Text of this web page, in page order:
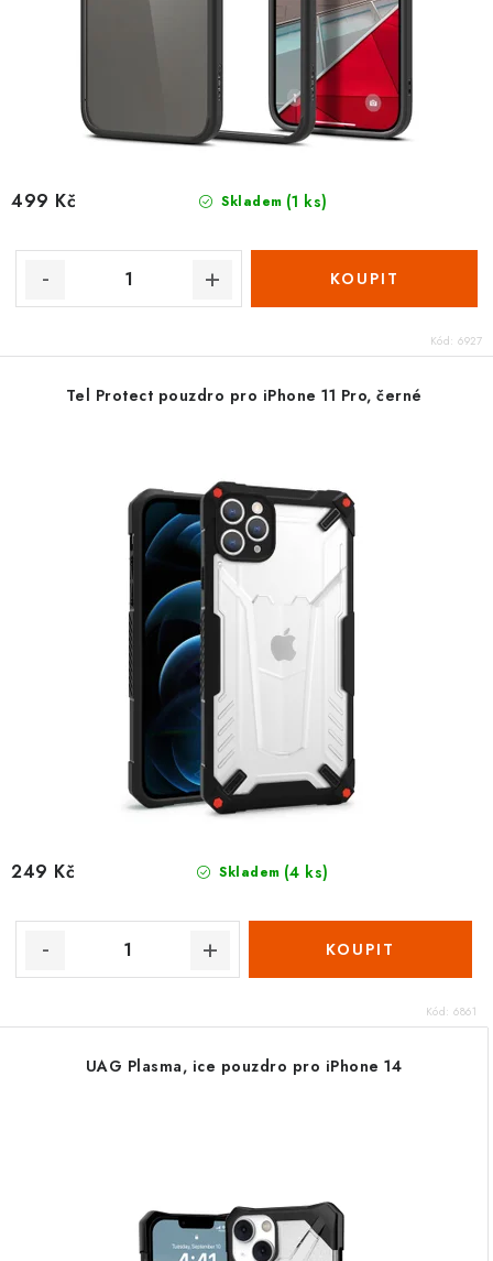
Skladem (1 ks)
499 Kč
Kód: 6927
Tel Protect pouzdro pro iPhone 11 Pro, černé
Skladem (4 ks)
249 Kč
Kód: 6861
UAG Plasma, ice pouzdro pro iPhone 14